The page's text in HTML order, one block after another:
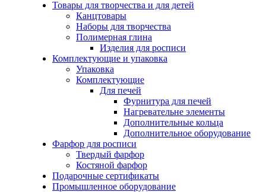
Товары для творчества и для детей
Канцтовары
Наборы для творчества
Полимерная глина
Изделия для росписи
Комплектующие и упаковка
Упаковка
Комплектующие
Для печей
Фурнитура для печей
Нагревательне элементы
Дополнительные кольца
Дополнительное оборудование
Фарфор для росписи
Твердый фарфор
Костяной фарфор
Подарочные сертификаты
Промышленное оборудование